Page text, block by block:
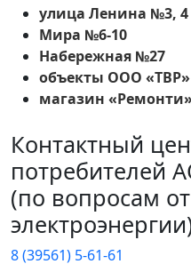
улица Ленина №3, 4
Мира №6-10
Набережная №27
объекты ООО «ТВР»
магазин
Контактный
потребителей
(по вопросам
8 (39561) 5-61-61